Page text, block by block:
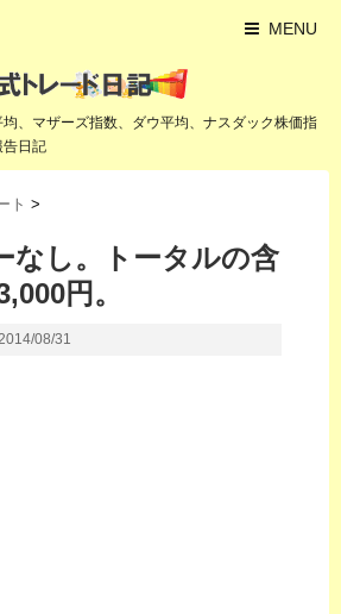
MENU
、マザーズ指数、ダウ平均、ナスダック株価指
告日記
ト >
なし。トータルの含
円。
08/31